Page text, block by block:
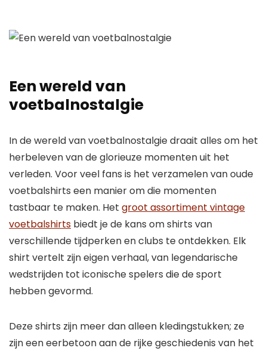
Een wereld van
voetbalnostalgie
In de wereld van voetbalnostalgie draait alles om het
herbeleven van de glorieuze momenten uit het
verleden. Voor veel fans is het verzamelen van oude
voetbalshirts een manier om die momenten
tastbaar te maken. Het groot assortiment vintage
voetbalshirts biedt je de kans om shirts van
verschillende tijdperken en clubs te ontdekken. Elk
shirt vertelt zijn eigen verhaal, van legendarische
wedstrijden tot iconische spelers die de sport
hebben gevormd.
Deze shirts zijn meer dan alleen kledingstukken; ze
zijn een eerbetoon aan de rijke geschiedenis van het